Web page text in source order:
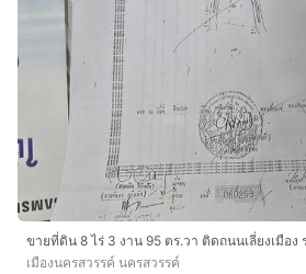
ขายที่ดิน 8 ไร่ 3 งาน 95 ตร.วา ติดถนนเลี่ยงเมือง
เมืองนครสวรรค์ นครสวรรค์